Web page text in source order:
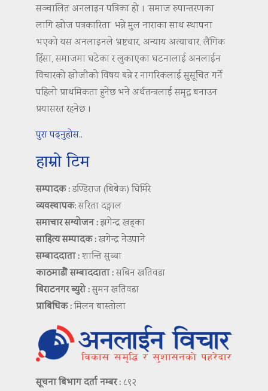
सञ्चालित अनलाइन पत्रिका हो । ‘समाज रुपान्तरणका
लागि खोज पत्रकारिता’ भन्ने मुल नाराका साथ स्थापना
भएको यस अनलाइनले भ्रष्टचार, अन्याय अत्याचार, लैंगिक
हिंसा, समाजमा घटेका र लुकाएका घटनालाई अनलाईन
विचारको खोजीको विषय बन्ने र नागरिकलाई सुसूचित गर्ने
पहिलो प्राथमिकता हुनेछ भने अर्थतन्त्रलाई समृद्ध बनाउन
प्रयासरत रहनेछ ।
पुरा पढ्नुहोस..
हाम्रो टिम
सम्पादक :डण्डिराज (बिबेक) घिमिरे
व्यवस्थापक:सरिता दङ्गाल
समाचार सम्योजन :झगेन्द्र खड्का
साहित्य सम्पादक :खगेन्द्र नेउपाने
सम्बाददाता :शान्ति सुब्बा
काठमाडौं सम्बाददाता :सबिन खतिवडा
बिराटनगर ब्युरो :सुमन खतिवडा
प्राबिधिक :मिलन बास्तोला
सूचना बिभाग दर्ता नम्बर : ८९२